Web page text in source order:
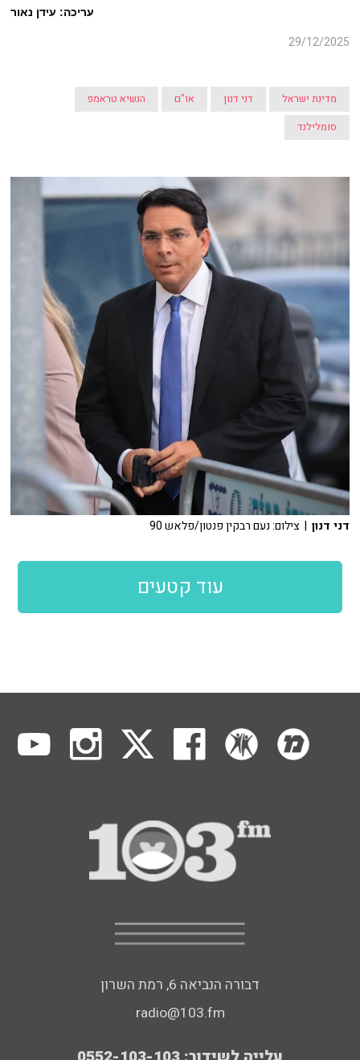
עריכה: עידן נאור
29/12/2025
מדינת ישראל דני דנון או"ם
הנשיא טראמפ
סומלילנד
דני דנון | צילום: נעם רבקין פנטון/פלאש 90
עוד קטעים
דבורה הנביאה 6, רמת השרון
radio@103.fm